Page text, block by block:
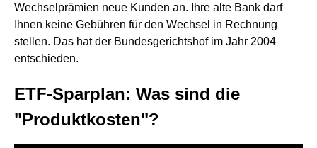
Wechselprämien neue Kunden an. Ihre alte Bank darf
Ihnen keine Gebühren für den Wechsel in Rechnung
stellen. Das hat der Bundesgerichtshof im Jahr 2004
entschieden.
ETF-Sparplan: Was sind die
"Produktkosten"?